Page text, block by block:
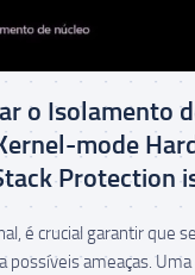
o Isolamento
mode
Protection
é crucial garantir que
possíveis ameaças.